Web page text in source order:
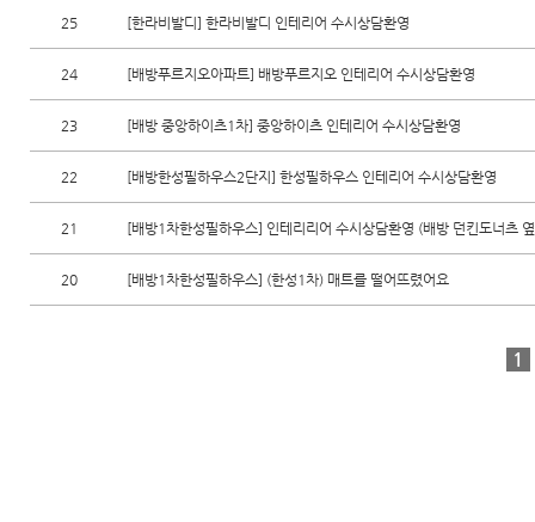
25 [한라비발디] 한라비발디 인테리어 수시상담환영
24 [배방푸르지오아파트] 배방푸르지오 인테리어 수시상담환영
23 [배방 중앙하이츠1차] 중앙하이츠 인테리어 수시상담환영
22 [배방한성필하우스2단지] 한성필하우스 인테리어 수시상담환영
21 [배방1차한성필하우스] 인테리리어 수시상담환영 (배방 던킨도너츠
20 [배방1차한성필하우스] (한성1차) 매트를 떨어뜨렸어요
1